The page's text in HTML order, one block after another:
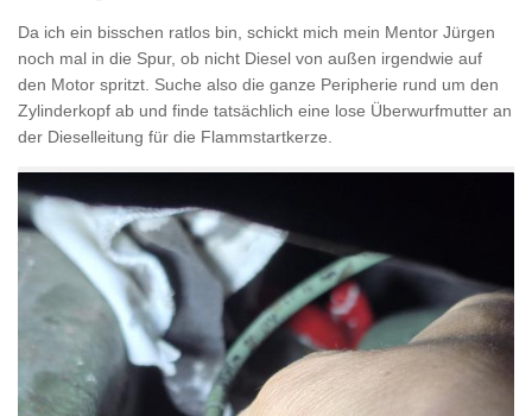
Da ich ein bisschen ratlos bin, schickt mich mein Mentor Jürgen
noch mal in die Spur, ob nicht Diesel von außen irgendwie auf
den Motor spritzt. Suche also die ganze Peripherie rund um den
Zylinderkopf ab und finde tatsächlich eine lose Überwurfmutter an
der Dieselleitung für die Flammstartkerze.